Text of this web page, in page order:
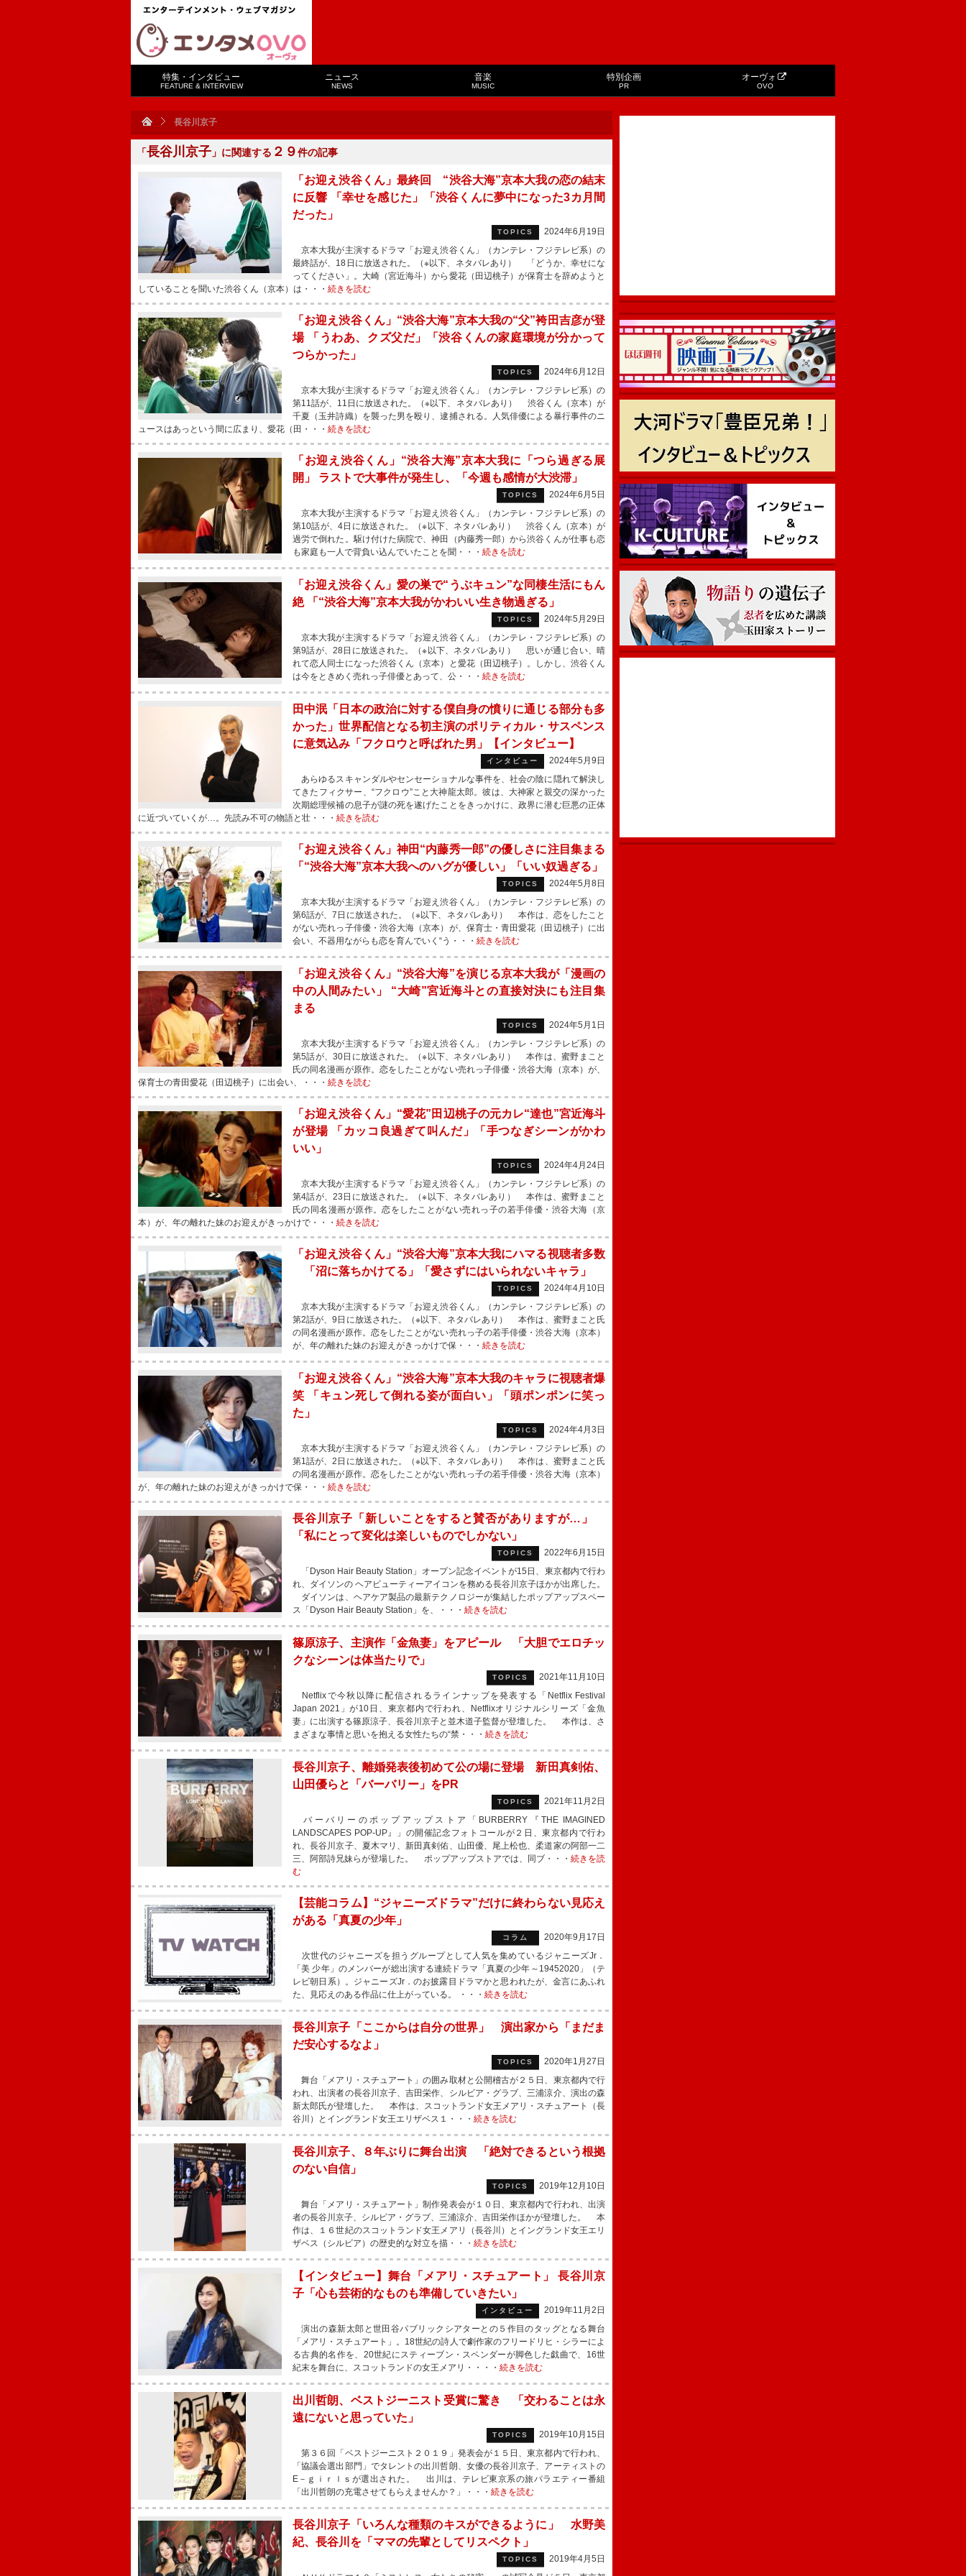
特集・インタビュー
FEATURE & INTERVIEW
ニュース
NEWS
音楽
MUSIC
特別企画
PR
オーヴォ
OVO
長谷川京子
「長谷川京子 」に関連する ２９件の記事
「お迎え渋谷くん」最終回 “渋谷大海”京本大我の恋の結末
に反響 「幸せを感じた」「渋谷くんに夢中になった3カ月間
だった」
TOPICS
2024年6月19日
京本大我が主演するドラマ「お迎え渋谷くん」（カンテレ・フジテレビ系）の
最終話が、18日に放送された。（※以下、ネタバレあり） 「どうか、幸せにな
ってください」。大崎（宮近海斗）から愛花（田辺桃子）が保育士を辞めようと
していることを聞いた渋谷くん（京本）は・・・ 続きを読む
「お迎え渋谷くん」“渋谷大海”京本大我の“父”袴田吉彦が登
場 「うわあ、クズ父だ」「渋谷くんの家庭環境が分かって
つらかった」
TOPICS
2024年6月12日
京本大我が主演するドラマ「お迎え渋谷くん」（カンテレ・フジテレビ系）の
第11話が、11日に放送された。（※以下、ネタバレあり） 渋谷くん（京本）が
千夏（玉井詩織）を襲った男を殴り、逮捕される。人気俳優による暴行事件のニ
ュースはあっという間に広まり、愛花（田・・・ 続きを読む
「お迎え渋谷くん」“渋谷大海”京本大我に「つら過ぎる展
開」 ラストで大事件が発生し、「今週も感情が大渋滞」
TOPICS
2024年6月5日
京本大我が主演するドラマ「お迎え渋谷くん」（カンテレ・フジテレビ系）の
第10話が、4日に放送された。（※以下、ネタバレあり） 渋谷くん（京本）が
過労で倒れた。駆け付けた病院で、神田（内藤秀一郎）から渋谷くんが仕事も恋
も家庭も一人で背負い込んでいたことを聞・・・ 続きを読む
「お迎え渋谷くん」愛の巣で“うぶキュン”な同棲生活にもん
絶 「“渋谷大海”京本大我がかわいい生き物過ぎる」
TOPICS
2024年5月29日
京本大我が主演するドラマ「お迎え渋谷くん」（カンテレ・フジテレビ系）の
第9話が、28日に放送された。（※以下、ネタバレあり） 思いが通じ合い、晴
れて恋人同士になった渋谷くん（京本）と愛花（田辺桃子）。しかし、渋谷くん
は今をときめく売れっ子俳優とあって、公・・・ 続きを読む
田中泯「日本の政治に対する僕自身の憤りに通じる部分も多
かった」世界配信となる初主演のポリティカル・サスペンス
に意気込み「フクロウと呼ばれた男」【インタビュー】
インタビュー
2024年5月9日
あらゆるスキャンダルやセンセーショナルな事件を、社会の陰に隠れて解決し
てきたフィクサー、“フクロウ”こと⼤神⿓太郎。彼は、⼤神家と親交の深かった
次期総理候補の息⼦が謎の死を遂げたことをきっかけに、政界に潜む巨悪の正体
に近づいていくが…。先読み不可の物語と壮・・・ 続きを読む
「お迎え渋谷くん」神田“内藤秀一郎”の優しさに注目集まる
「“渋谷大海”京本大我へのハグが優しい」「いい奴過ぎる」
TOPICS
2024年5月8日
京本大我が主演するドラマ「お迎え渋谷くん」（カンテレ・フジテレビ系）の
第6話が、7日に放送された。（※以下、ネタバレあり） 本作は、恋をしたこと
がない売れっ子俳優・渋谷大海（京本）が、保育士・青田愛花（田辺桃子）に出
会い、不器用ながらも恋を育んでいく“う・・・ 続きを読む
「お迎え渋谷くん」“渋谷大海”を演じる京本大我が「漫画の
中の人間みたい」 “大崎”宮近海斗との直接対決にも注目集
まる
TOPICS
2024年5月1日
京本大我が主演するドラマ「お迎え渋谷くん」（カンテレ・フジテレビ系）の
第5話が、30日に放送された。（※以下、ネタバレあり） 本作は、蜜野まこと
氏の同名漫画が原作。恋をしたことがない売れっ子俳優・渋谷大海（京本）が、
保育士の青田愛花（田辺桃子）に出会い、・・・ 続きを読む
「お迎え渋谷くん」“愛花”田辺桃子の元カレ“達也”宮近海斗
が登場 「カッコ良過ぎて叫んだ」「手つなぎシーンがかわ
いい」
TOPICS
2024年4月24日
京本大我が主演するドラマ「お迎え渋谷くん」（カンテレ・フジテレビ系）の
第4話が、23日に放送された。（※以下、ネタバレあり） 本作は、蜜野まこと
氏の同名漫画が原作。恋をしたことがない売れっ子の若手俳優・渋谷大海（京
本）が、年の離れた妹のお迎えがきっかけで・・・ 続きを読む
「お迎え渋谷くん」“渋谷大海”京本大我にハマる視聴者多数
「沼に落ちかけてる」「愛さずにはいられないキャラ」
TOPICS
2024年4月10日
京本大我が主演するドラマ「お迎え渋谷くん」（カンテレ・フジテレビ系）の
第2話が、9日に放送された。（※以下、ネタバレあり） 本作は、蜜野まこと氏
の同名漫画が原作。恋をしたことがない売れっ子の若手俳優・渋谷大海（京本）
が、年の離れた妹のお迎えがきっかけで保・・・ 続きを読む
「お迎え渋谷くん」“渋谷大海”京本大我のキャラに視聴者爆
笑 「キュン死して倒れる姿が面白い」「頭ポンポンに笑っ
た」
TOPICS
2024年4月3日
京本大我が主演するドラマ「お迎え渋谷くん」（カンテレ・フジテレビ系）の
第1話が、2日に放送された。（※以下、ネタバレあり） 本作は、蜜野まこと氏
の同名漫画が原作。恋をしたことがない売れっ子の若手俳優・渋谷大海（京本）
が、年の離れた妹のお迎えがきっかけで保・・・ 続きを読む
長谷川京子「新しいことをすると賛否がありますが…」
「私にとって変化は楽しいものでしかない」
TOPICS
2022年6月15日
「Dyson Hair Beauty Station」オープン記念イベントが15日、東京都内で行わ
れ、ダイソンの ヘアビューティーアイコンを務める長谷川京子ほかが出席した。
ダイソンは、ヘアケア製品の最新テクノロジーが集結したポップアップスペー
ス「Dyson Hair Beauty Station」を、・・・ 続きを読む
篠原涼子、主演作「金魚妻」をアピール 「大胆でエロチッ
クなシーンは体当たりで」
TOPICS
2021年11月10日
Netflixで今秋以降に配信されるラインナップを発表する「Netflix Festival
Japan 2021」が10日、東京都内で行われ、Netflixオリジナルシリーズ「金魚
妻」に出演する篠原涼子、長谷川京子と並木道子監督が登壇した。 本作は、さ
まざまな事情と思いを抱える女性たちの“禁・・・ 続きを読む
長谷川京子、離婚発表後初めて公の場に登場 新田真剣佑、
山田優らと「バーバリー」をPR
TOPICS
2021年11月2日
バーバリーのポップアップストア「BURBERRY『THE IMAGINED
LANDSCAPES POP-UP』」の開催記念フォトコールが２日、東京都内で行わ
れ、長谷川京子、夏木マリ、新田真剣佑、山田優、尾上松也、柔道家の阿部一二
三、阿部詩兄妹らが登場した。 ポップアップストアでは、同ブ・・・ 続きを読
む
【芸能コラム】“ジャニーズドラマ”だけに終わらない見応え
がある「真夏の少年」
コラム
2020年9月17日
次世代のジャニーズを担うグループとして人気を集めているジャニーズJr．
「美 少年」のメンバーが総出演する連続ドラマ「真夏の少年～19452020」（テ
レビ朝日系）。ジャニーズJr．のお披露目ドラマかと思われたが、金言にあふれ
た、見応えのある作品に仕上がっている。 ・・・ 続きを読む
長谷川京子「ここからは自分の世界」 演出家から「まだま
だ安心するなよ」
TOPICS
2020年1月27日
舞台「メアリ・スチュアート」の囲み取材と公開稽古が２５日、東京都内で行
われ、出演者の長谷川京子、吉田栄作、シルビア・グラブ、三浦涼介、演出の森
新太郎氏が登壇した。 本作は、スコットランド女王メアリ・スチュアート（長
谷川）とイングランド女王エリザベス１・・・ 続きを読む
長谷川京子、８年ぶりに舞台出演 「絶対できるという根拠
のない自信」
TOPICS
2019年12月10日
舞台「メアリ・スチュアート」制作発表会が１０日、東京都内で行われ、出演
者の長谷川京子、シルビア・グラブ、三浦涼介、吉田栄作ほかが登壇した。 本
作は、１６世紀のスコットランド女王メアリ（長谷川）とイングランド女王エリ
ザベス（シルビア）の歴史的な対立を描・・・ 続きを読む
【インタビュー】舞台「メアリ・スチュアート」 長谷川京
子「心も芸術的なものも準備していきたい」
インタビュー
2019年11月2日
演出の森新太郎と世田谷パブリックシアターとの５作目のタッグとなる舞台
「メアリ・スチュアート」。18世紀の詩人で劇作家のフリードリヒ・シラーによ
る古典的名作を、20世紀にスティーブン・スペンダーが脚色した戯曲で、16世
紀末を舞台に、スコットランドの女王メアリ・・・・ 続きを読む
出川哲朗、ベストジーニスト受賞に驚き 「交わることは永
遠にないと思っていた」
TOPICS
2019年10月15日
第３６回「ベストジーニスト２０１９」発表会が１５日、東京都内で行われ、
「協議会選出部門」でタレントの出川哲朗、女優の長谷川京子、アーティストの
E－ｇｉｒｌｓが選出された。 出川は、テレビ東京系の旅バラエティー番組
「出川哲朗の充電させてもらえませんか？」・・・ 続きを読む
長谷川京子「いろんな種類のキスができるように」 水野美
紀、長谷川を「ママの先輩としてリスペクト」
TOPICS
2019年4月5日